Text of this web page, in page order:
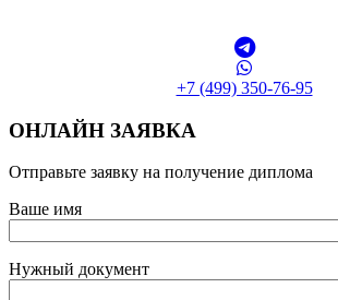
+7 (499) 350-76-95
ОНЛАЙН ЗАЯВКА
Отправьте заявку на получение диплома
Ваше имя
Нужный документ